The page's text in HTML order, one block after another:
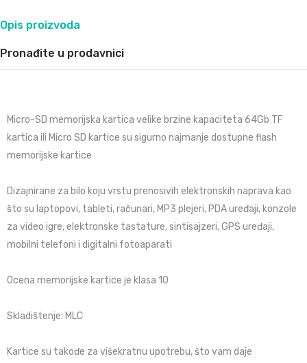
Opis proizvoda
Pronađite u prodavnici
Micro-SD memorijska kartica velike brzine kapaciteta 64Gb TF
kartica ili Micro SD kartice su sigurno najmanje dostupne flash
memorijske kartice
Dizajnirane za bilo koju vrstu prenosivih elektronskih naprava kao
što su laptopovi, tableti, računari, MP3 plejeri, PDA uređaji, konzole
za video igre, elektronske tastature, sintisajzeri, GPS uređaji,
mobilni telefoni i digitalni fotoaparati
Ocena memorijske kartice je klasa 10
Skladištenje: MLC
Kartice su takođe za višekratnu upotrebu, što vam daje